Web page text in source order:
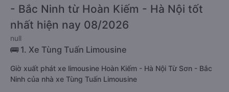
- Bắc Ninh từ Hoàn Kiếm - Hà Nội tốt
nhất hiện nay 08/2026
null
🚌 1. Xe Tùng Tuấn Limousine
Giờ xuất phát xe limousine Hoàn Kiếm - Hà Nội Từ Sơn - Bắc
Ninh của nhà xe Tùng Tuấn Limousine